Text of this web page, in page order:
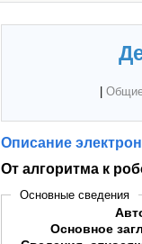
Описание
От алгоритма к
Основные сведения
Основное